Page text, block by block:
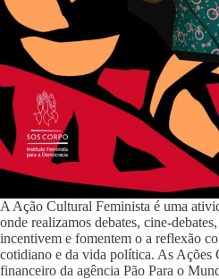
A Ação Cultural Feminista é uma
onde realizamos debates, cine-
incentivem e fomentem o a reflexão
cotidiano e da vida política. As Ações
financeiro da agência Pão Para o